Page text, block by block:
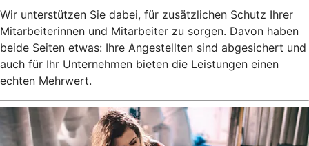
Wir unterstützen Sie dabei, für zusätzlichen Schutz Ihrer
Mitarbeiterinnen und Mitarbeiter zu sorgen. Davon haben
beide Seiten etwas: Ihre Angestellten sind abgesichert und
auch für Ihr Unternehmen bieten die Leistungen einen
echten Mehrwert.